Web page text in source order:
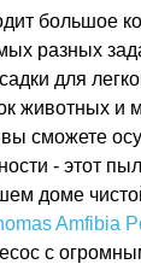
большое
разных
для
животных и
сможете
- этот
доме
Amfibia
с